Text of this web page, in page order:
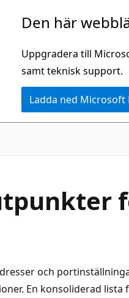
Den här
Uppgradera till
samt teknisk support.
Ladda ned Microsoft
och
En konsoliderad lista